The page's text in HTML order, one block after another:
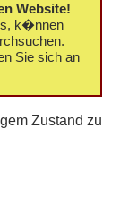
Website!
k�nnen
Sie sich an
Zustand zu